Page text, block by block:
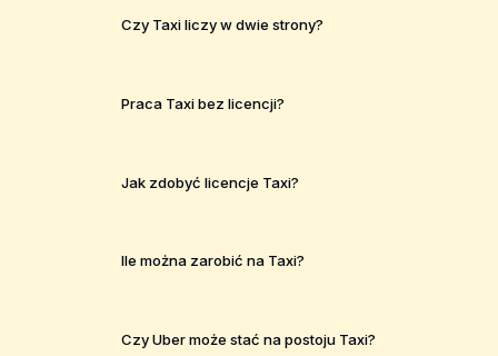
Czy Taxi liczy w dwie strony?
Praca Taxi bez licencji?
Jak zdobyć licencje Taxi?
Ile można zarobić na Taxi?
Czy Uber może stać na postoju Taxi?